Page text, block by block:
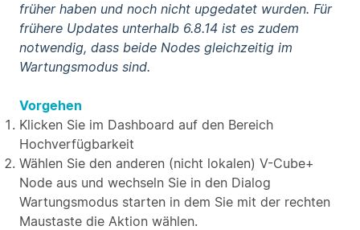
früher haben und noch nicht upgedatet wurden. Für
frühere Updates unterhalb 6.8.14 ist es zudem
notwendig, dass beide Nodes gleichzeitig im
Wartungsmodus sind.
Vorgehen
Klicken Sie im Dashboard auf den Bereich
Hochverfügbarkeit
Wählen Sie den anderen (nicht lokalen) V-Cube+
Node aus und wechseln Sie in den Dialog
Wartungsmodus starten in dem Sie mit der rechten
Maustaste die Aktion wählen.